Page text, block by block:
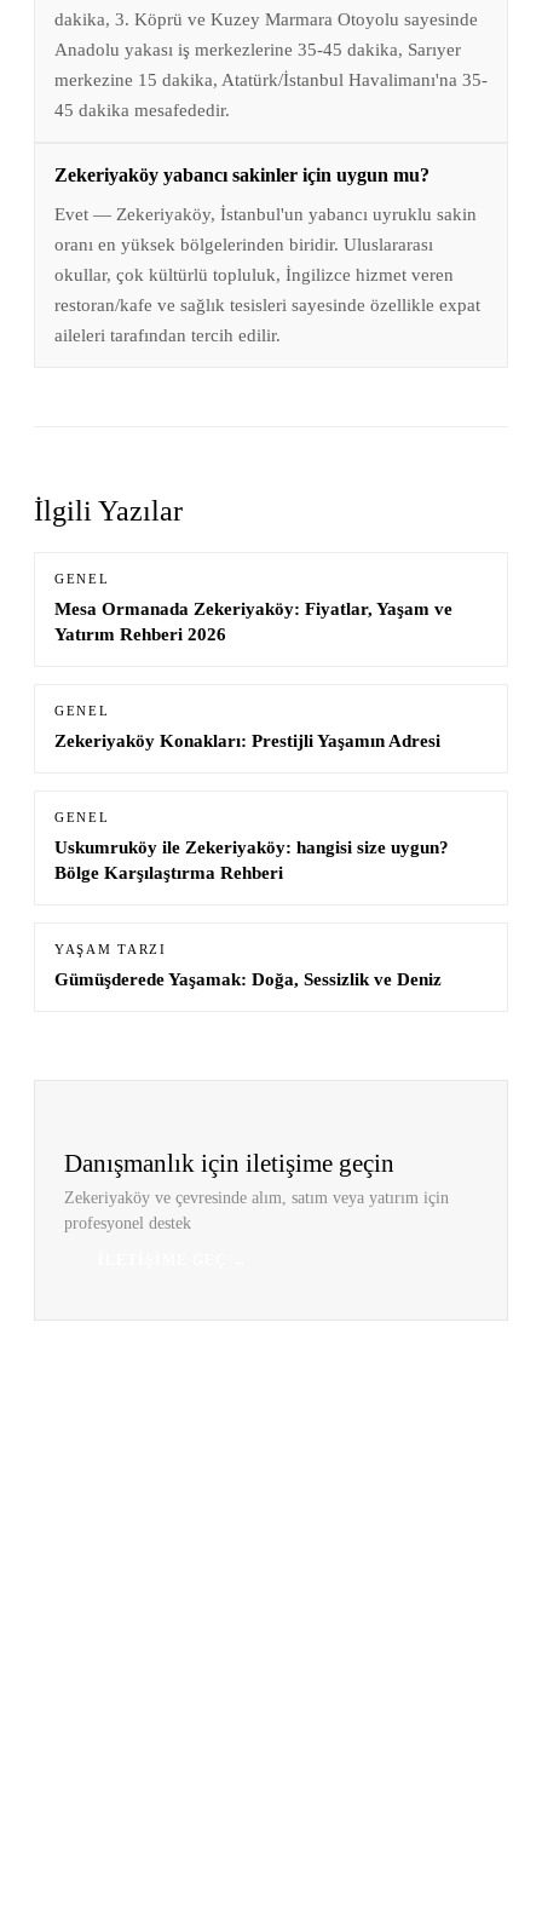
dakika, 3. Köprü ve Kuzey Marmara Otoyolu sayesinde
Anadolu yakası iş merkezlerine 35-45 dakika, Sarıyer
merkezine 15 dakika, Atatürk/İstanbul Havalimanı'na 35-
45 dakika mesafededir.
Zekeriyaköy yabancı sakinler için uygun mu?
Evet — Zekeriyaköy, İstanbul'un yabancı uyruklu sakin
oranı en yüksek bölgelerinden biridir. Uluslararası
okullar, çok kültürlü topluluk, İngilizce hizmet veren
restoran/kafe ve sağlık tesisleri sayesinde özellikle expat
aileleri tarafından tercih edilir.
İlgili Yazılar
GENEL
Mesa Ormanada Zekeriyaköy: Fiyatlar, Yaşam ve
Yatırım Rehberi 2026
GENEL
Zekeriyaköy Konakları: Prestijli Yaşamın Adresi
GENEL
Uskumruköy ile Zekeriyaköy: hangisi size uygun?
Bölge Karşılaştırma Rehberi
YAŞAM TARZI
Gümüşderede Yaşamak: Doğa, Sessizlik ve Deniz
Danışmanlık için iletişime geçin
Zekeriyaköy ve çevresinde alım, satım veya yatırım için
profesyonel destek